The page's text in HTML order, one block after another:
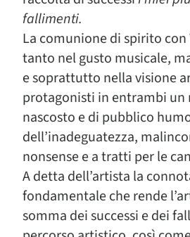
fallimenti.
La comunione di spirito
tanto nel gusto musicale,
e soprattutto nella visione
protagonisti in entrambi
nascosto e di pubblico
dell’inadeguatezza,
nonsense e a tratti per le
A detta dell’artista la
fondamentale che rende
somma dei successi e dei